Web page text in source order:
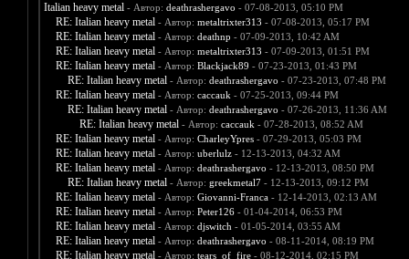
Italian heavy metal - Автор: deathrashergavo - 07-08-2013, 05:10 PM
RE: Italian heavy metal - Автор: metaltrixter313 - 07-08-2013, 05:17 PM
RE: Italian heavy metal - Автор: deathnp - 07-09-2013, 10:42 AM
RE: Italian heavy metal - Автор: metaltrixter313 - 07-09-2013, 01:51 PM
RE: Italian heavy metal - Автор: Blackjack89 - 07-23-2013, 01:43 PM
RE: Italian heavy metal - Автор: deathrashergavo - 07-23-2013, 07:48 PM
RE: Italian heavy metal - Автор: caccauk - 07-25-2013, 09:44 PM
RE: Italian heavy metal - Автор: deathrashergavo - 07-26-2013, 11:36 AM
RE: Italian heavy metal - Автор: caccauk - 07-28-2013, 08:52 AM
RE: Italian heavy metal - Автор: CharleyYpres- 07-29-2013, 05:03 PM
RE: Italian heavy metal - Автор: uberlulz- 12-13-2013, 04:32 AM
RE: Italian heavy metal - Автор: deathrashergavo - 12-13-2013, 08:50 PM
RE: Italian heavy metal - Автор: greekmetal7- 12-13-2013, 09:12 PM
RE: Italian heavy metal - Автор: Giovanni-Franca- 12-14-2013, 02:13 AM
RE: Italian heavy metal - Автор: Peter126- 01-04-2014, 06:53 PM
RE: Italian heavy metal - Автор: djswitch - 01-05-2014, 03:55 AM
RE: Italian heavy metal - Автор: deathrashergavo - 08-11-2014, 08:19 PM
RE: Italian heavy metal - Автор: tears_of_fire- 08-12-2014, 02:15 PM